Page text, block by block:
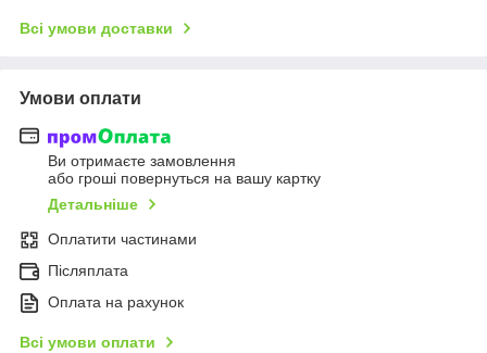
Всі умови доставки
Умови оплати
Ви отримаєте замовлення
або гроші повернуться на вашу картку
Детальніше
Оплатити частинами
Післяплата
Оплата на рахунок
Всі умови оплати